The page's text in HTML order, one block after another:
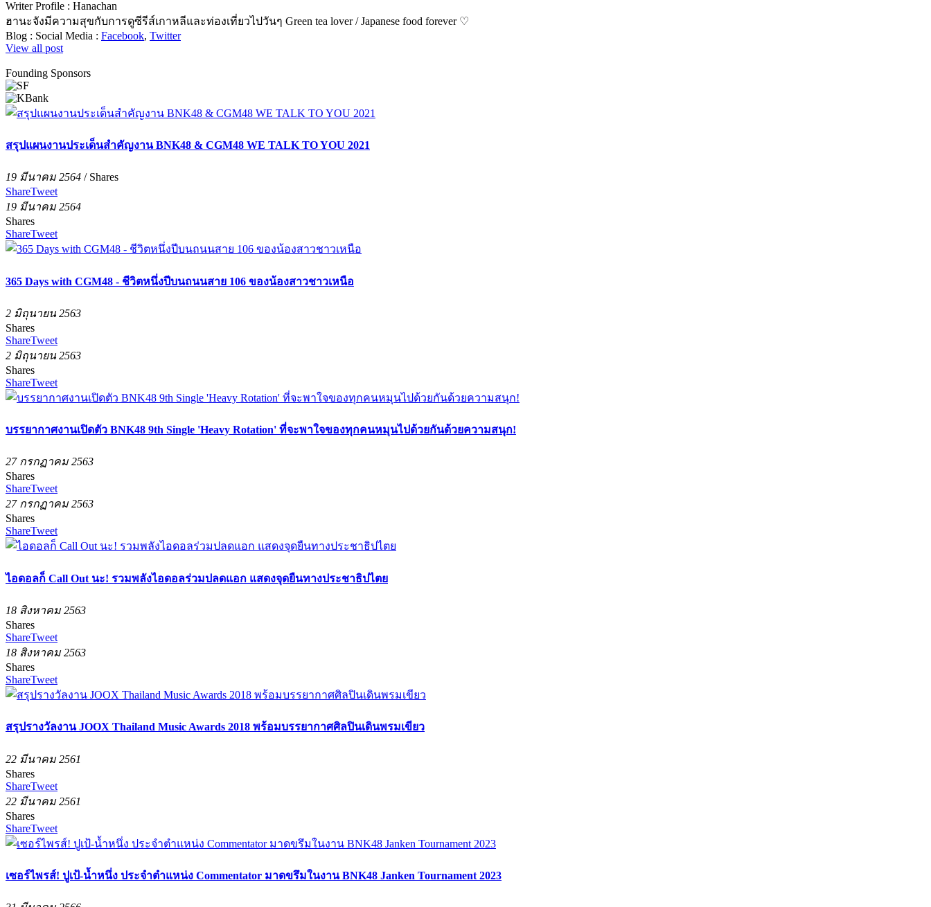
Writer Profile : Hanachan
ฮานะจังมีความสุขกับการดูซีรีส์เกาหลีและท่องเที่ยวไปวันๆ Green tea lover / Japanese food forever ♡
Blog : Social Media : Facebook, Twitter
View all post
Founding Sponsors
สรุปแผนงานประเด็นสำคัญงาน BNK48 & CGM48 WE TALK TO YOU 2021
19 มีนาคม 2564 / Shares
ShareTweet
19 มีนาคม 2564
Shares
ShareTweet
365 Days with CGM48 - ชีวิตหนึ่งปีบนถนนสาย 106 ของน้องสาวชาวเหนือ
2 มิถุนายน 2563
Shares
ShareTweet
2 มิถุนายน 2563
Shares
ShareTweet
บรรยากาศงานเปิดตัว BNK48 9th Single 'Heavy Rotation' ที่จะพาใจของทุกคนหมุนไปด้วยกันด้วยความสนุก!
27 กรกฏาคม 2563
Shares
ShareTweet
27 กรกฏาคม 2563
Shares
ShareTweet
ไอดอลก็ Call Out นะ! รวมพลังไอดอลร่วมปลดแอก แสดงจุดยืนทางประชาธิปไตย
18 สิงหาคม 2563
Shares
ShareTweet
18 สิงหาคม 2563
Shares
ShareTweet
สรุปรางวัลงาน JOOX Thailand Music Awards 2018 พร้อมบรรยากาศศิลปินเดินพรมเขียว
22 มีนาคม 2561
Shares
ShareTweet
22 มีนาคม 2561
Shares
ShareTweet
เซอร์ไพรส์! ปูเป้-น้ำหนึ่ง ประจำตำแหน่ง Commentator มาดขรึมในงาน BNK48 Janken Tournament 2023